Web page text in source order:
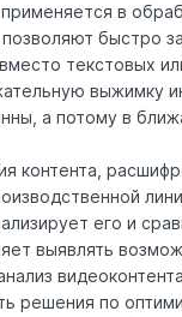
в
быстро
текстовых
выжимку
а потому в
контента,
его и
выявлять
решения по